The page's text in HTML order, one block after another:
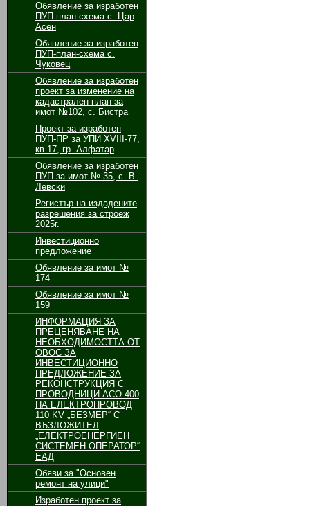
Обявление за изработен
ПУП-план-схема с. Цар
Асен
Обявление за изработен
ПУП-план-схема с.
Чуковец
Обявление за изработен
проект за изменение на
кадастрален план за
имот №102, с. Бистра
Проект за изработен
ПУП-ПР за УПИ ХVІІІ-77,
кв.17, гр. Алфатар
Обявление за изработен
ПУП за имот № 35, с. В.
Левски
Регистър на издадените
разрешения за строеж
2025г.
Инвестиционно
предложение
Обявление за имот №
174
Обявление за имот №
159
ИНФОРМАЦИЯ ЗА
ПРЕЦЕНЯВАНЕ НА
НЕОБХОДИМОСТТА ОТ
ОВОС ЗА
ИНВЕСТИЦИОННО
ПРЕДЛОЖЕНИЕ ЗА
РЕКОНСТРУКЦИЯ С
ПРОВОДНИЦИ АСО 400
НА ЕЛЕКТРОПРОВОД
110 KV „БЕЗМЕР“ С
ВЪЗЛОЖИТЕЛ
„ЕЛЕКТРОЕНЕРГИЕН
СИСТЕМЕН ОПЕРАТОР“
ЕАД
Обяви за "Основен
ремонт на улици"
Изработен проект за